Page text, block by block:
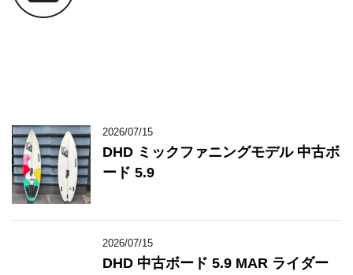
2026/07/15
DHD ミックファニングモデル 中古ボ
ード 5.9
2026/07/15
DHD 中古ボード 5.9 MAR ライダー